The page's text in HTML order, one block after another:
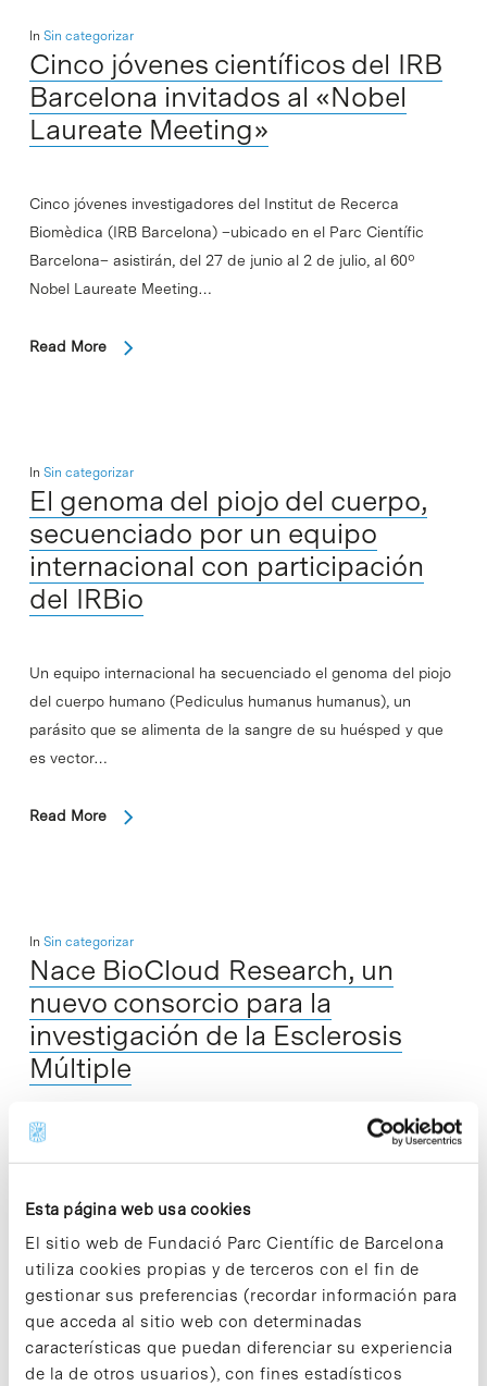
Esta página web usa cookies
El sitio web de Fundació Parc Científic de Barcelona
utiliza cookies propias y de terceros con el fin de
gestionar sus preferencias (recordar información para
que acceda al sitio web con determinadas
características que puedan diferenciar su experiencia
de la de otros usuarios), con fines estadísticos
In Sin categorizar
Cinco jóvenes científicos del IRB
Barcelona invitados al «Nobel
Laureate Meeting»
Cinco jóvenes investigadores del Institut de Recerca
Biomèdica (IRB Barcelona) –ubicado en el Parc Científic
Barcelona– asistirán, del 27 de junio al 2 de julio, al 60º
Nobel Laureate Meeting…
Read More
In Sin categorizar
El genoma del piojo del cuerpo,
secuenciado por un equipo
internacional con participación
del IRBio
Un equipo internacional ha secuenciado el genoma del piojo
del cuerpo humano (Pediculus humanus humanus), un
parásito que se alimenta de la sangre de su huésped y que
es vector…
Read More
In Sin categorizar
Nace BioCloud Research, un
nuevo consorcio para la
investigación de la Esclerosis
Múltiple
Las empresas Intelligent Pharma, Neurotec Pharma y SOM
Parc Científic Barcelona– junto con Palo Biofarma e